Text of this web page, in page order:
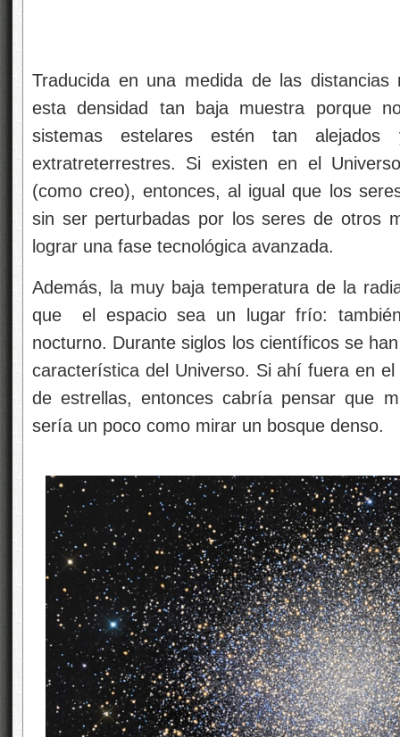
Traducida en una medida de las
esta densidad tan baja muestra porque
sistemas estelares estén tan
extratreterrestres. Si existen en el
(como creo), entonces, al igual que los
sin ser perturbadas por los seres de otros
lograr una fase tecnológica avanzada.
Además, la muy baja temperatura de la
que el espacio sea un lugar frío:
nocturno. Durante siglos los científicos se
característica del Universo. Si ahí fuera en
de estrellas, entonces cabría pensar que
sería un poco como mirar un bosque denso.